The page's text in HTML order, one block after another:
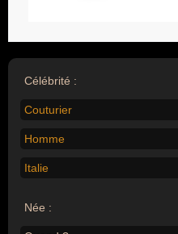
Célébrité :
Couturier
Homme
Italie
Née :